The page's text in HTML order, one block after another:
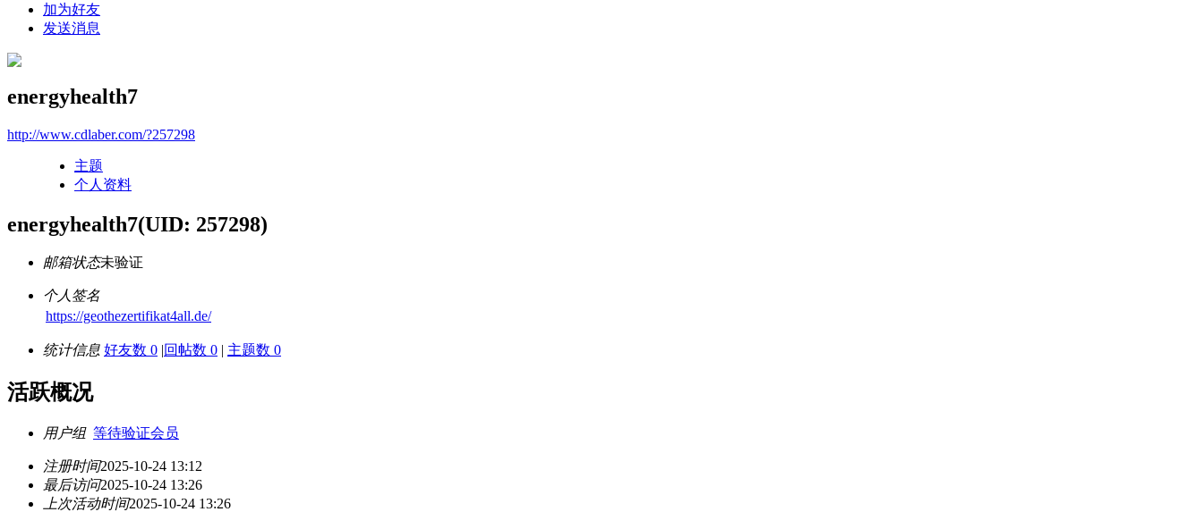
加为好友
发送消息
energyhealth7
http://www.cdlaber.com/?257298
主题
个人资料
energyhealth7(UID: 257298)
邮箱状态未验证
个人签名
https://geothezertifikat4all.de/
统计信息 好友数 0 |回帖数 0 | 主题数 0
活跃概况
用户组 等待验证会员
注册时间2025-10-24 13:12
最后访问2025-10-24 13:26
上次活动时间2025-10-24 13:26